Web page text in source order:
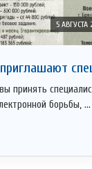
5 АВГУСТА
принять
борьбы, ...